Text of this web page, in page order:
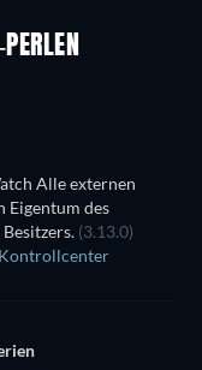
Alle externen
Eigentum des
(3.13.0)